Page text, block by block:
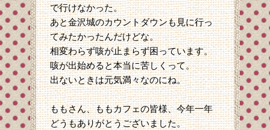
で行けなかった。
あと金沢城のカウントダウンも見に行っ
てみたかったんだけどな。
相変わらず咳が止まらず困っています。
咳が出始めると本当に苦しくって。
出ないときは元気満々なのにね。
ももさん、ももカフェの皆様、今年一年
どうもありがとうございました。